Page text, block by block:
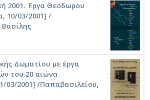
2001. Έργα Θεόδωρου
10/03/2001] /
Δωματίου με έργα
του 20 αιώνα
03/2001] /Παπαβασιλείου,